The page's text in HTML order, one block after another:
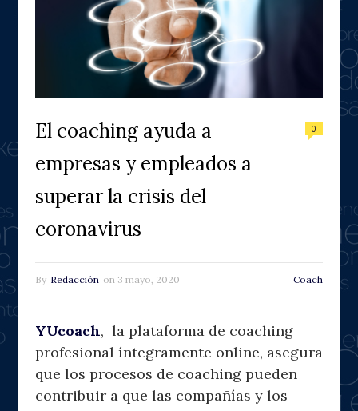
El coaching ayuda a
empresas y empleados a
superar la crisis del
coronavirus
0
By Redacción on 3 mayo, 2020 Coach
YUcoach, la plataforma de coaching
profesional íntegramente online, asegura
que los procesos de coaching pueden
contribuir a que las compañías y los